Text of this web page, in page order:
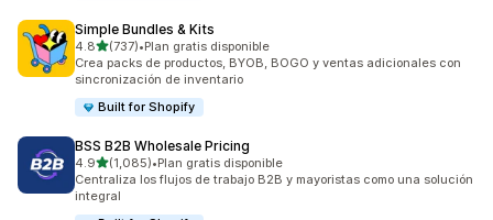
Simple Bundles & Kits
4.8de 5 estrellas
(737)
737 reseñas en total
•Plan gratis disponible
Crea packs de productos, BYOB, BOGO y ventas adicionales con
sincronización de inventario
Built for Shopify
BSS B2B Wholesale Pricing
4.9de 5 estrellas
(1,085)
1085 reseñas en total
•Plan gratis disponible
Centraliza los flujos de trabajo B2B y mayoristas como una solución
integral